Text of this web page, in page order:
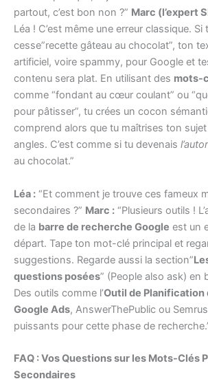
partout, c’est bon non ?” Marc (l’expert
Léa ! C’est même une erreur classique.
cesse”recette gâteau au chocolat”, ton
artificiel, voire spammy, pour Google et
contenu sera plat. En utilisant des mots-
comme “fondant au cœur coulant” ou
pour pâtisser”, tu crées un cocon
comprend alors que tu maîtrises ton
angles. C’est comme si tu devenais
au chocolat.”
Léa : “Et comment je trouve ces fameux
secondaires ?” Marc : “Plusieurs outils !
de la barre de recherche Google est un
départ. Tape ton mot-clé principal et
suggestions. Regarde aussi la section”
questions posées” (People also ask) en
Des outils comme l’Outil de Planification
Google Ads, AnswerThePublic ou
puissants pour cette phase de
FAQ : Vos Questions sur les Mots-Clés
Secondaires